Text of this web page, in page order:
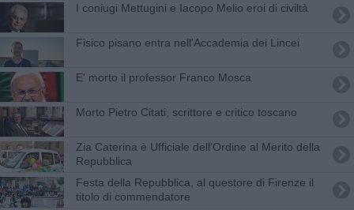
I coniugi Mettugini e Iacopo Melio eroi di civiltà
Fisico pisano entra nell'Accademia dei Lincei
E' morto il professor Franco Mosca
Morto Pietro Citati, scrittore e critico toscano
Zia Caterina è Ufficiale dell'Ordine al Merito della
Repubblica
Festa della Repubblica, al questore di Firenze il
titolo di commendatore